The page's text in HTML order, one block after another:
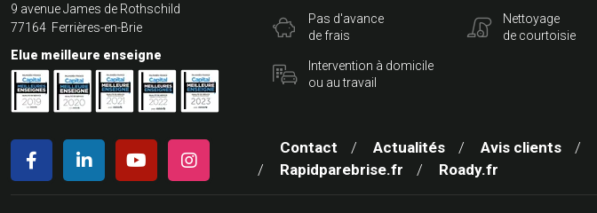
9 avenue James de Rothschild
77164 Ferrières-en-Brie
Elue meilleure enseigne
Pas d'avance
de frais
Intervention à domicile
ou au travail
Nettoyage
de courtoisie
Contact Actualités Avis clients
Rapidparebrise.fr
Roady.fr